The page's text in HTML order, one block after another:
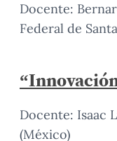
Docente:
Federal de
Docente: Isaac
(México)